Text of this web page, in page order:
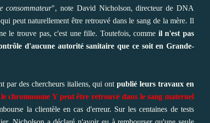
consommateur", note David Nicholson, directeur de DNA
peut naturellement être retrouvé dans le sang de la mère. Il
le trouve pas, c'est une fille. Toutefois, comme il n'est pas
d'aucune autorité sanitaire que ce soit en Grande-
par des chercheurs italiens, qui ontpublié leurs travaux en
le chromosome Y peut être retrouvé dans le sang maternel
la clientèle en cas d'erreur. Sur les centaines de tests